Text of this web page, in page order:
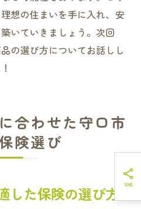
想の住まいを手に入れ、安
いていきましょう。次回
の選び方についてお話しし
合わせた守口市
険選び
した保険の選び方